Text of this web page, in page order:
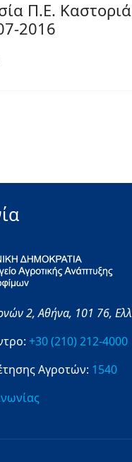
Π.Ε.
2016
2,Αθήνα, 101 76,
+30 (210) 212-4000
Αγροτών: 1540